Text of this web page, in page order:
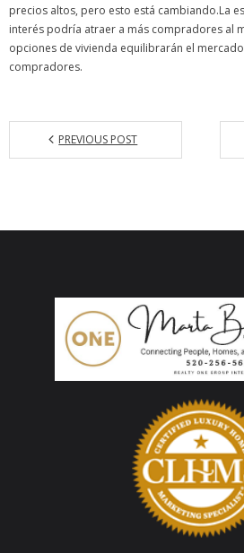
precios altos, pero esto está cambiando.La
interés podría atraer a más compradores al
opciones de vivienda equilibrarán el
compradores.
PREVIOUS POST